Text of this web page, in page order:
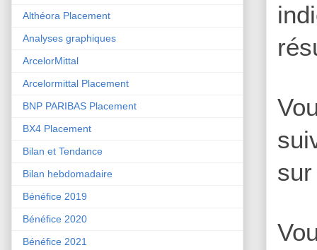
Althéora Placement
Analyses graphiques
ArcelorMittal
Arcelormittal Placement
BNP PARIBAS Placement
BX4 Placement
Bilan et Tendance
Bilan hebdomadaire
Bénéfice 2019
Bénéfice 2020
Bénéfice 2021